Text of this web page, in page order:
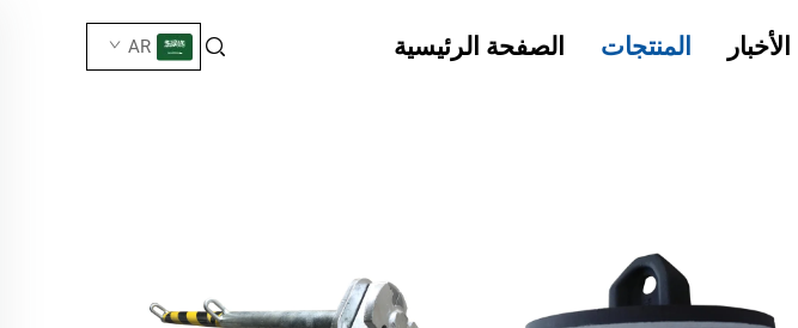
الصفحة الرئيسية المنتجات الأخبار AR